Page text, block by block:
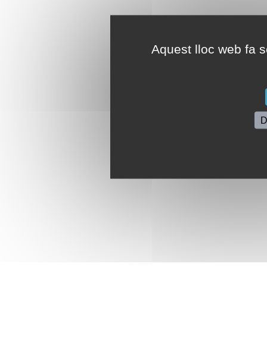
Aquest lloc web fa